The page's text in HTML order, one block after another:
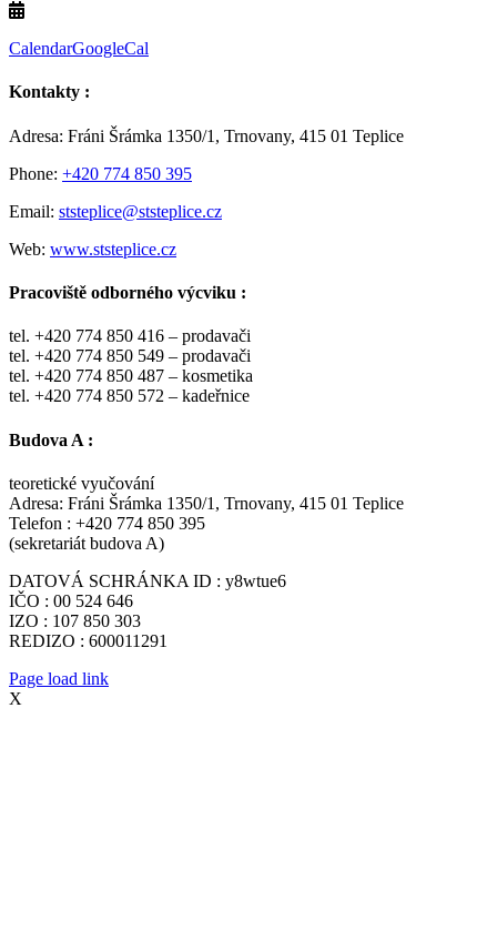
CalendarGoogleCal
Kontakty :
Adresa: Fráni Šrámka 1350/1, Trnovany, 415 01 Teplice
Phone: +420 774 850 395
Email: ststeplice@ststeplice.cz
Web: www.ststeplice.cz
Pracoviště odborného výcviku :
tel. +420 774 850 416 – prodavači
tel. +420 774 850 549 – prodavači
tel. +420 774 850 487 – kosmetika
tel. +420 774 850 572 – kadeřnice
Budova A :
teoretické vyučování
Adresa: Fráni Šrámka 1350/1, Trnovany, 415 01 Teplice
Telefon : +420 774 850 395
(sekretariát budova A)
DATOVÁ SCHRÁNKA ID : y8wtue6
IČO : 00 524 646
IZO : 107 850 303
REDIZO : 600011291
Page load link
X